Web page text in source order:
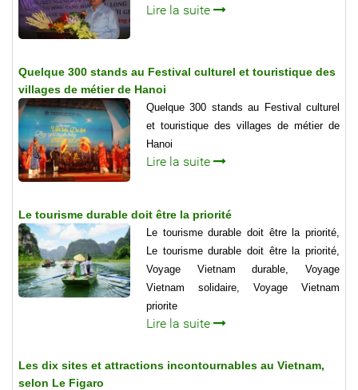
Lire la suite
Quelque 300 stands au Festival culturel et touristique des
villages de métier de Hanoi
Quelque 300 stands au Festival culturel
et touristique des villages de métier de
Hanoi
Lire la suite
Le tourisme durable doit être la priorité
Le tourisme durable doit être la priorité,
Le tourisme durable doit être la priorité,
Voyage Vietnam durable, Voyage
Vietnam solidaire, Voyage Vietnam
priorite
Lire la suite
Les dix sites et attractions incontournables au Vietnam,
selon Le Figaro